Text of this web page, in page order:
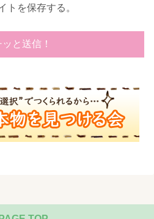
トを保存する。